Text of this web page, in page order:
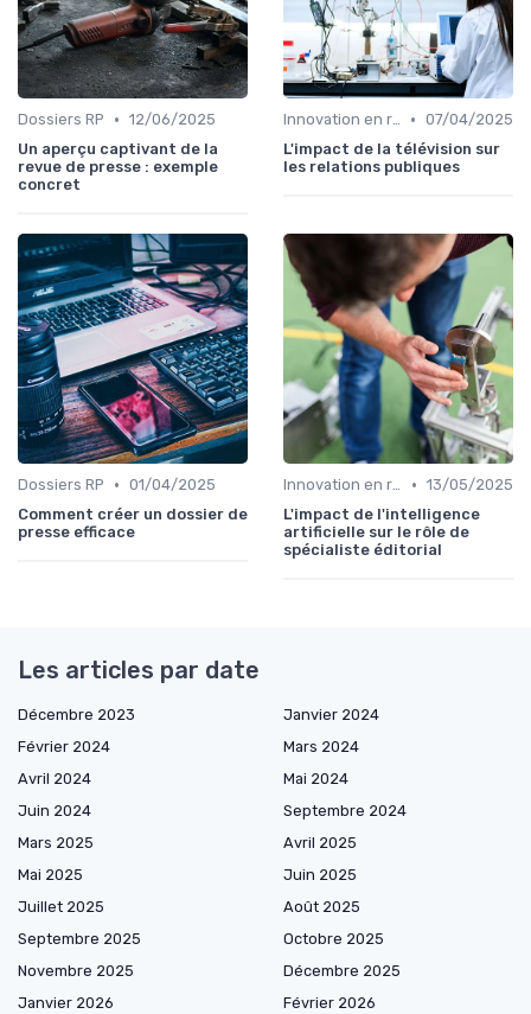
Dossiers RP • 12/06/2025
Un aperçu captivant de la
revue de presse : exemple
concret
Innovation en relation presse • 07/04/2025
L'impact de la télévision sur
les relations publiques
Dossiers RP • 01/04/2025
Comment créer un dossier de
presse efficace
Innovation en relation presse • 13/05/2025
L'impact de l'intelligence
artificielle sur le rôle de
spécialiste éditorial
Les articles par date
Décembre 2023
Janvier 2024
Février 2024
Mars 2024
Avril 2024
Mai 2024
Juin 2024
Septembre 2024
Mars 2025
Avril 2025
Mai 2025
Juin 2025
Juillet 2025
Août 2025
Septembre 2025
Octobre 2025
Novembre 2025
Décembre 2025
Janvier 2026
Février 2026